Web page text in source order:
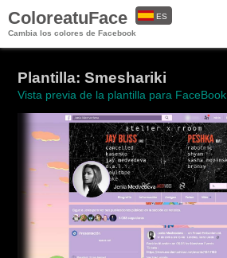
ColoreatuFace
Cambia los colores de Facebook
ES
Plantilla: Smeshariki
Vista previa de la plantilla para FaceBook